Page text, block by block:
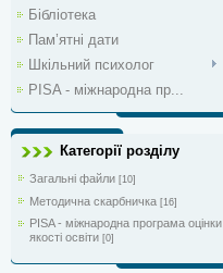
Бібліотека
Пам’ятні дати
Шкільний психолог
PISA - міжнародна пр...
Категорії розділу
Загальні файли [10]
Методична скарбничка [16]
PISA - міжнародна програма оцінки
якості освіти [0]